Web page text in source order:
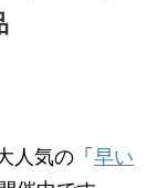
人気の「 早い